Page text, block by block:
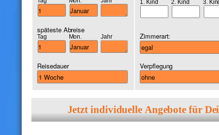
späteste Abreise
Tag Mon. Jahr
Reisedauer
1. Kind 2. Kind 3.
Zimmerart:
Verpflegung